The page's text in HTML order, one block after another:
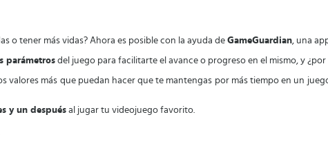
o tener más vidas? Ahora es posible con la ayuda de GameGuardian, una
parámetros del juego para facilitarte el avance o progreso en el mismo, y
valores más que puedan hacer que te mantengas por más tiempo en un
y un después al jugar tu videojuego favorito.